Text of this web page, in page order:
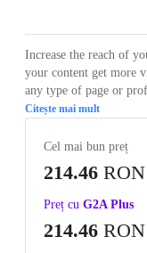
Increase the reach of
your content get more
any type of page or
Citește mai mult
Cel mai bun preț
214.46 RON
Preț cu G2A Plus
214.46 RON